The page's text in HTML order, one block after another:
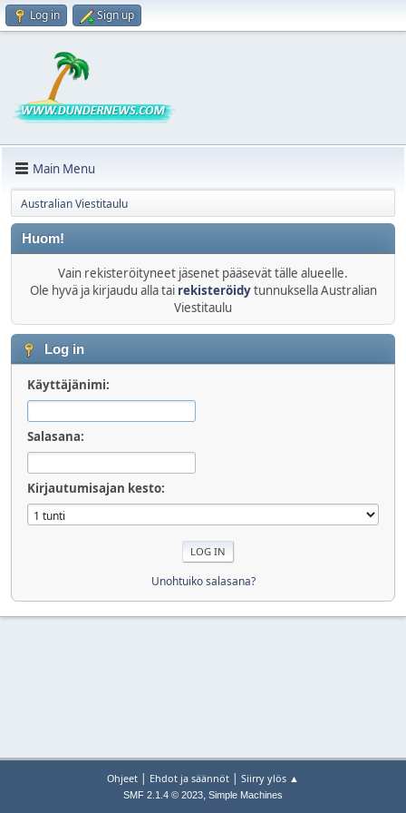
Log in Sign up
Main Menu
Australian Viestitaulu
Huom!
Vain rekisteröityneet jäsenet pääsevät tälle alueelle.
Ole hyvä ja kirjaudu alla tai rekisteröidytunnuksella Australian
Viestitaulu
Log in
Käyttäjänimi:
Salasana:
Kirjautumisajan kesto:
Unohtuiko salasana?
Ohjeet | Ehdot ja säännöt | Siirry ylös ▲
SMF 2.1.4 © 2023, Simple Machines